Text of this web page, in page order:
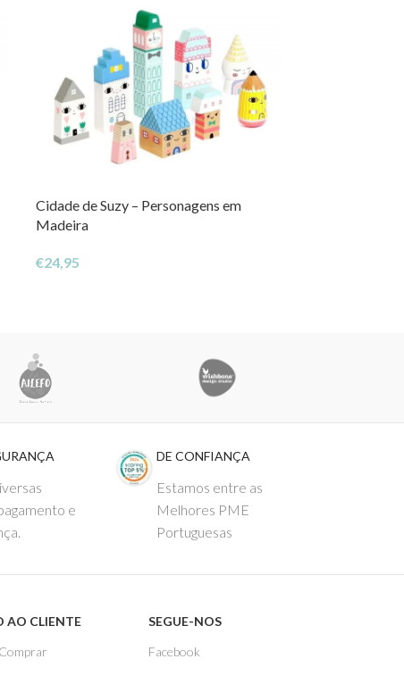
Cidade de Suzy – Personagens em
Madeira
€24,95
e
DE CONFIANÇA
Estamos entre as
Melhores PME
Portuguesas
AO CLIENTE
SEGUE-NOS
Facebook